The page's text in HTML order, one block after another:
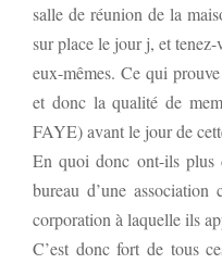
salle de réunion de la
sur place le jour j, et
eux-mêmes. Ce qui
et donc la qualité de
FAYE) avant le jour de
En quoi donc ont-ils plus
bureau d’une association
corporation à laquelle ils
C’est donc fort de tous